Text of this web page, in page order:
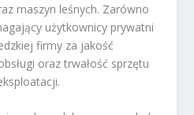
maszyn leśnych. Zarówno
użytkownicy prywatni
firmy za jakość
oraz trwałość sprzętu